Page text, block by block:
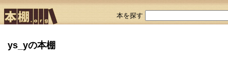
本を探す
ys_yの本棚